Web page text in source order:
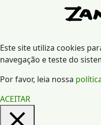
Este site utiliza cookies
navegação e teste do
Por favor, leia nossa
ACEITAR